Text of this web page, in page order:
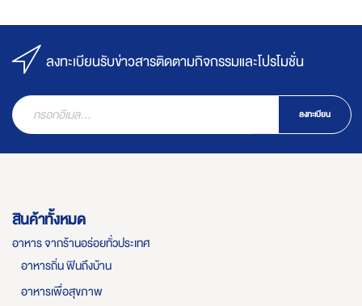
ลงทะเบียนรับข่าวสารติดตามกิจกรรมและโปรโมชั่น
ลงทะเบียน
สินค้าทั้งหมด
อาหาร จากร้านอร่อยทั่วประเทศ
อาหารถิ่น ฟินถึงบ้าน
อาหารเพื่อสุขภาพ